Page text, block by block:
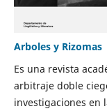
Arboles y Rizomas
Es una revista
arbitraje doble
investigaciones en